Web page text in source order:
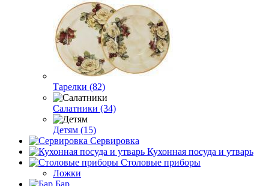
Тарелки (82)
Салатники (34)
Детям (15)
Сервировка
Кухонная посуда и утварь
Столовые приборы
Ложки
Бар